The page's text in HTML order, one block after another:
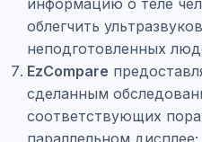
информацию о теле
облегчить
неподготовленных
EzCompare
сделанным
соответствующих
параллельном дисплее;